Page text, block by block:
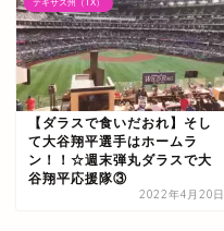
テキサス州（TX）
【ダラスで食いだおれ】そし
て大谷翔平選手はホームラ
ン！！☆週末弾丸ダラスで大
谷翔平応援隊③
2022年4月20日